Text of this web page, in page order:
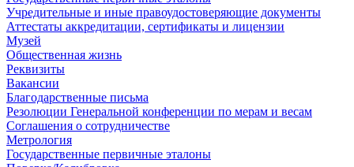
Учредительные и иные правоудостоверяющие документы
Аттестаты аккредитации, сертификаты и лицензии
Музей
Общественная жизнь
Реквизиты
Вакансии
Благодарственные письма
Резолюции Генеральной конференции по мерам и весам
Соглашения о сотрудничестве
Метрология
Государственные первичные эталоны